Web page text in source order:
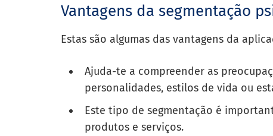
Vantagens da segmentação
Estas são algumas das vantagens da
Ajuda-te a compreender as
personalidades, estilos de vida ou
Este tipo de segmentação é
produtos e serviços.